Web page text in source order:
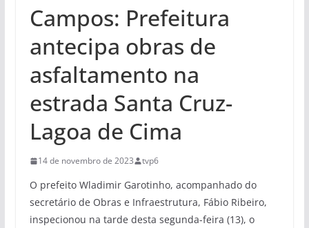
Campos: Prefeitura
antecipa obras de
asfaltamento na
estrada Santa Cruz-
Lagoa de Cima
14 de novembro de 2023 tvp6
O prefeito Wladimir Garotinho, acompanhado do
secretário de Obras e Infraestrutura, Fábio Ribeiro,
inspecionou na tarde desta segunda-feira (13), o